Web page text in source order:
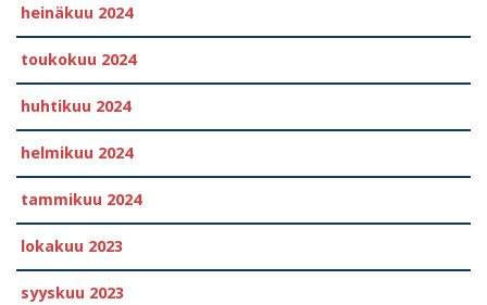
heinäkuu 2024
toukokuu 2024
huhtikuu 2024
helmikuu 2024
tammikuu 2024
lokakuu 2023
syyskuu 2023